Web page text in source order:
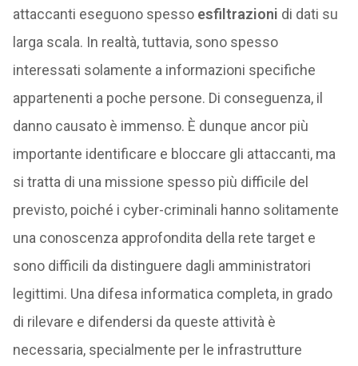
attaccanti eseguono spesso esfiltrazioni di dati su
larga scala. In realtà, tuttavia, sono spesso
interessati solamente a informazioni specifiche
appartenenti a poche persone. Di conseguenza, il
danno causato è immenso. È dunque ancor più
importante identificare e bloccare gli attaccanti, ma
si tratta di una missione spesso più difficile del
previsto, poiché i cyber-criminali hanno solitamente
una conoscenza approfondita della rete target e
sono difficili da distinguere dagli amministratori
legittimi. Una difesa informatica completa, in grado
di rilevare e difendersi da queste attività è
necessaria, specialmente per le infrastrutture